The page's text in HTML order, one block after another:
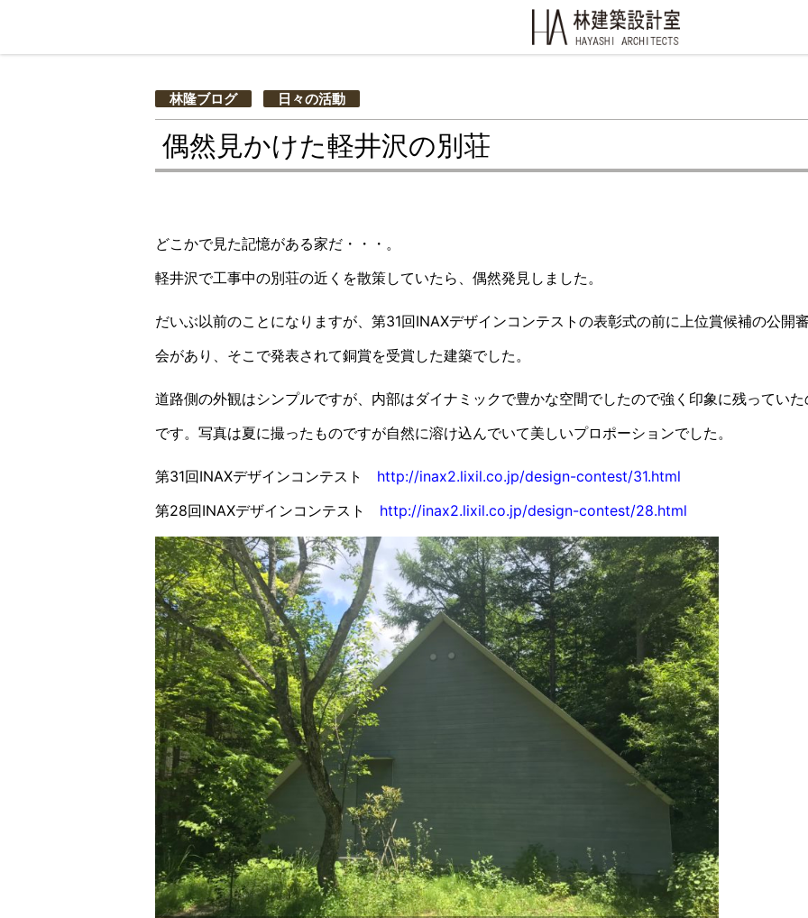
林隆ブログ 日々の活動
偶然見かけた軽井沢の別荘
どこかで見た記憶がある家だ・・・。
軽井沢で工事中の別荘の近くを散策していたら、偶然発見しました。
だいぶ以前のことになりますが、第31回INAXデザインコンテストの表彰式の前に上位賞候補の公開
会があり、そこで発表されて銅賞を受賞した建築でした。
道路側の外観はシンプルですが、内部はダイナミックで豊かな空間でしたので強く印象に残っていた
です。写真は夏に撮ったものですが自然に溶け込んでいて美しいプロポーションでした。
第31回INAXデザインコンテスト http://inax2.lixil.co.jp/design-contest/31.html
第28回INAXデザインコンテスト http://inax2.lixil.co.jp/design-contest/28.html